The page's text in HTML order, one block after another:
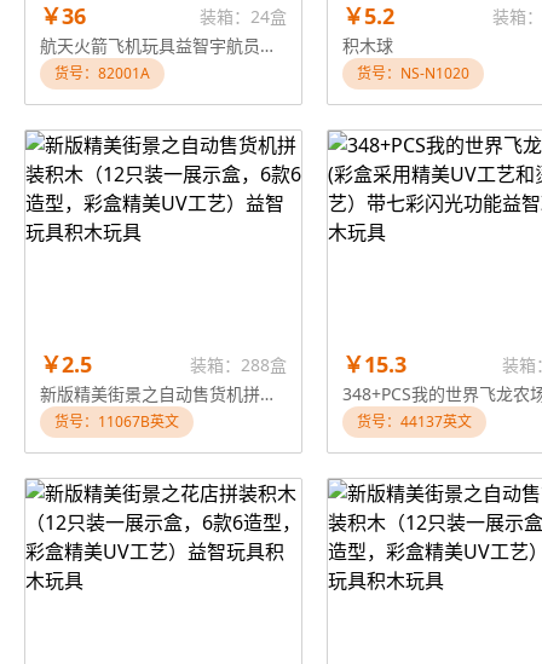
￥36
装箱：24盒
航天火箭飞机玩具益智宇航员积木男孩子拼装儿童节日礼物小颗粒
货号：82001A
￥5.2
装箱
积木球
货号：NS-N1020
￥2.5
装箱：288盒
新版精美街景之自动售货机拼装积木（12只装一展示盒，6款6造型，彩盒精美UV工艺）益智玩具积木玩具
货号：11067B英文
￥15.3 装箱
货号：44137英文